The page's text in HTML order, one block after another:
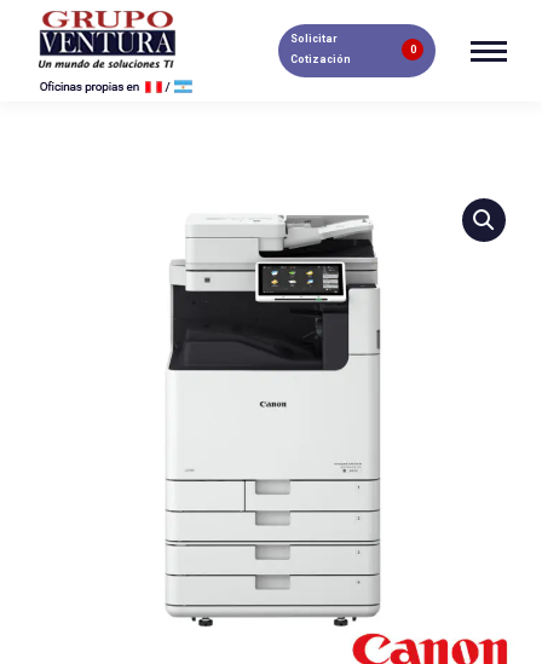
Solicitar
Cotización
0